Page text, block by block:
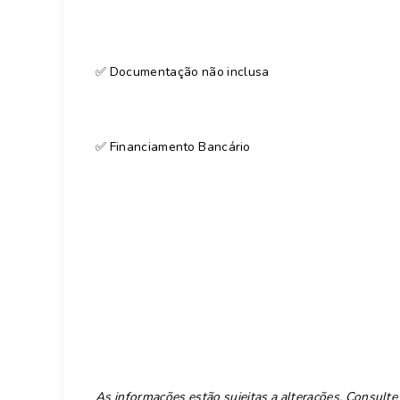
✅ Documentação não inclusa
✅ Financiamento Bancário